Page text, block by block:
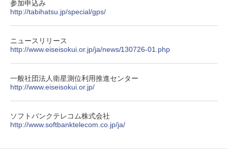
参加申込み
http://tabihatsu.jp/special/gps/
ニュースリリース
http://www.eiseisokui.or.jp/ja/news/130726-01.php
一般社団法人衛星測位利用推進センター
http://www.eiseisokui.or.jp/
ソフトバンクテレコム株式会社
http://www.softbanktelecom.co.jp/ja/